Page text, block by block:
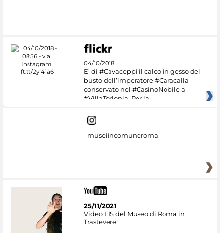
04/10/2018
E' di #Cavaceppi il calco in gesso del
busto dell’imperatore #Caracalla
conservato nel #CasinoNobile a
#VillaTorlonia. Per la
museiincomuneroma
25/11/2021
Video LIS del Museo di Roma in
Trastevere